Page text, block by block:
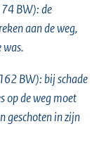
BW): de
aan de weg,
was.
BW): bij schade
op de weg moet
geschoten in zijn